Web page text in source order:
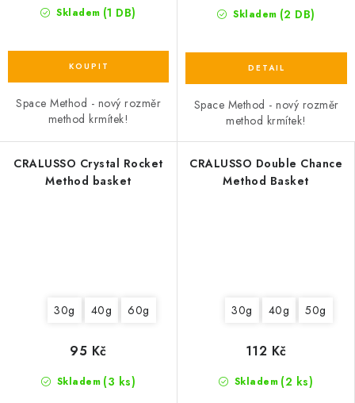
Skladem (1 DB)
Space Method - nový rozměr
method krmítek!
Skladem (2 DB)
Space Method - nový rozměr
method krmítek!
CRALUSSO Crystal Rocket
Method basket
30g 40g 60g
Skladem (3 ks)
95 Kč
CRALUSSO Double Chance
Method Basket
30g 40g 50g
Skladem (2 ks)
112 Kč